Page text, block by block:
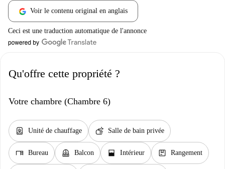
Voir le contenu original en anglais
Ceci est une traduction automatique de l'annonce
Qu'offre cette propriété ?
Votre chambre (Chambre 6)
water_heater Unité de chauffage soap Salle de bain privée
desk Bureau balcony Balcon window_open Intérieur package Rangement